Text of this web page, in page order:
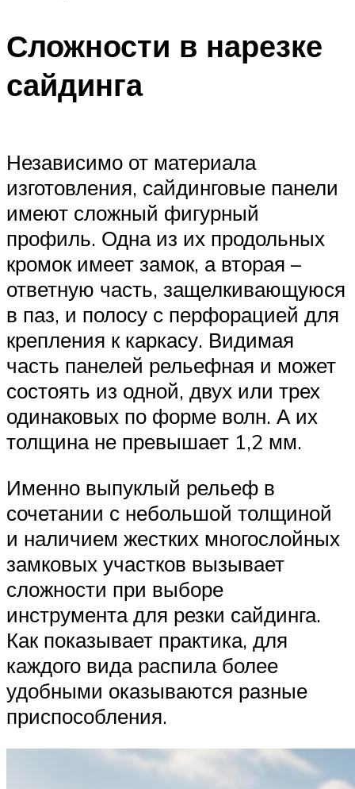
Сложности в нарезке
сайдинга
Независимо от материала
изготовления, сайдинговые панели
имеют сложный фигурный
профиль. Одна из их продольных
кромок имеет замок, а вторая –
ответную часть, защелкивающуюся
в паз, и полосу с перфорацией для
крепления к каркасу. Видимая
часть панелей рельефная и может
состоять из одной, двух или трех
одинаковых по форме волн. А их
толщина не превышает 1,2 мм.
Именно выпуклый рельеф в
сочетании с небольшой толщиной
и наличием жестких многослойных
замковых участков вызывает
сложности при выборе
инструмента для резки сайдинга.
Как показывает практика, для
каждого вида распила более
удобными оказываются разные
приспособления.